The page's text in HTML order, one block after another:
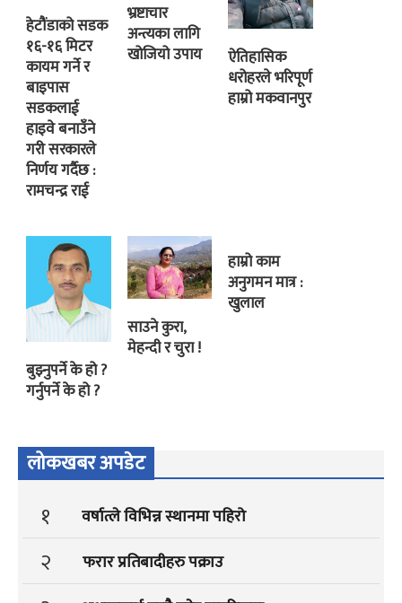
हेटौंडाको सडक
१६-१६ मिटर
कायम गर्ने र
बाइपास
सडकलाई
हाइवे बनाउँने
गरी सरकारले
निर्णय गर्दैछ :
रामचन्द्र राई
भ्रष्टाचार
अन्त्यका लागि
खोजियो उपाय
ऐतिहासिक
धरोहरले भरिपूर्ण
हाम्रो मकवानपुर
बुझ्नुपर्ने के हो ?
गर्नुपर्ने के हो ?
साउने कुरा,
मेहन्दी र चुरा !
हाम्रो काम
अनुगमन मात्र :
खुलाल
लोकखबर अपडेट
१ वर्षात्ले विभिन्न स्थानमा पहिरो
२ फरार प्रतिबादीहरु पक्राउ